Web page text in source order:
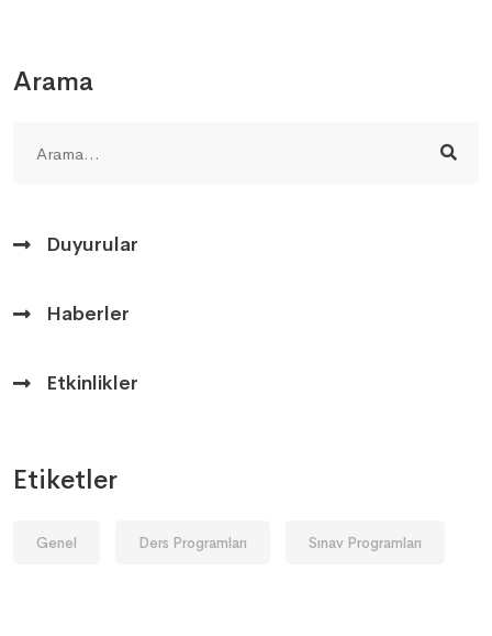
Arama
Duyurular
Haberler
Etkinlikler
Etiketler
Genel Ders Programları Sınav Programları